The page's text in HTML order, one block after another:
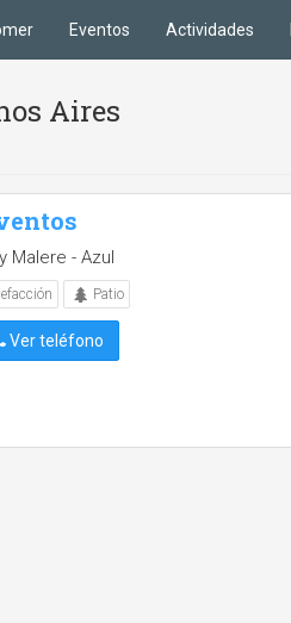
Eventos Actividades
Aires
Malere - Azul
Patio
Ver teléfono